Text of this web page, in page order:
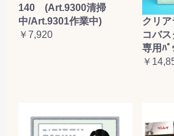
140 (Art.9300清掃
中/Art.9301作業中)
￥7,920
クリ
コバ
専用ﾊﾟ
￥